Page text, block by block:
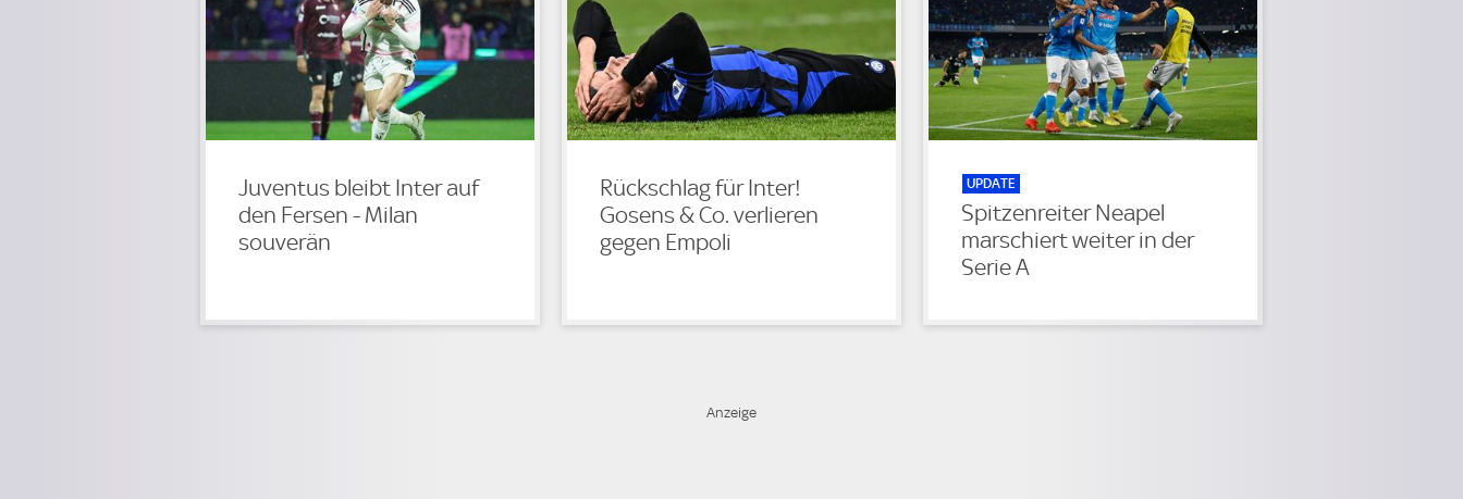
Juventus bleibt Inter auf
den Fersen - Milan
souverän
Rückschlag für Inter!
Gosens & Co. verlieren
gegen Empoli
UPDATE
Spitzenreiter Neapel
marschiert weiter in der
Serie A